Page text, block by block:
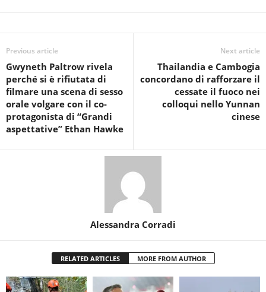
Previous article
Gwyneth Paltrow rivela
perché si è rifiutata di
filmare una scena di sesso
orale volgare con il co-
protagonista di “Grandi
aspettative” Ethan Hawke
Next article
Thailandia e Cambogia
concordano di rafforzare il
cessate il fuoco nei
colloqui nello Yunnan
cinese
Alessandra Corradi
RELATED ARTICLES MORE FROM AUTHOR